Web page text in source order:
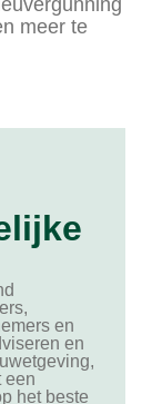
meer te
en
en
een
het beste